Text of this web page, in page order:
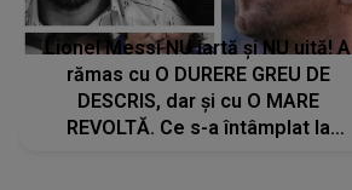
Lionel Messi NU iartă și NU uită! A
rămas cu O DURERE GREU DE
DESCRIS, dar și cu O MARE
REVOLTĂ. Ce s-a întâmplat la